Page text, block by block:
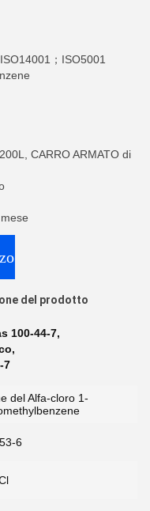
；ISO5001
CARRO ARMATO di
del prodotto
100-44-7,
,
7
del Alfa-cloro 1-
6